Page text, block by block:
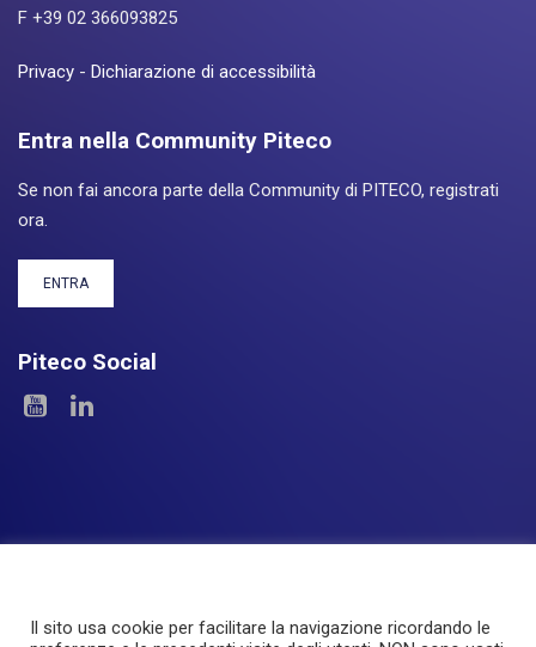
F +39 02 366093825
Privacy - Dichiarazione di accessibilità
Entra nella Community Piteco
Se non fai ancora parte della Community di PITECO, registrati
ora.
ENTRA
Piteco Social
Il sito usa cookie per facilitare la navigazione ricordando le